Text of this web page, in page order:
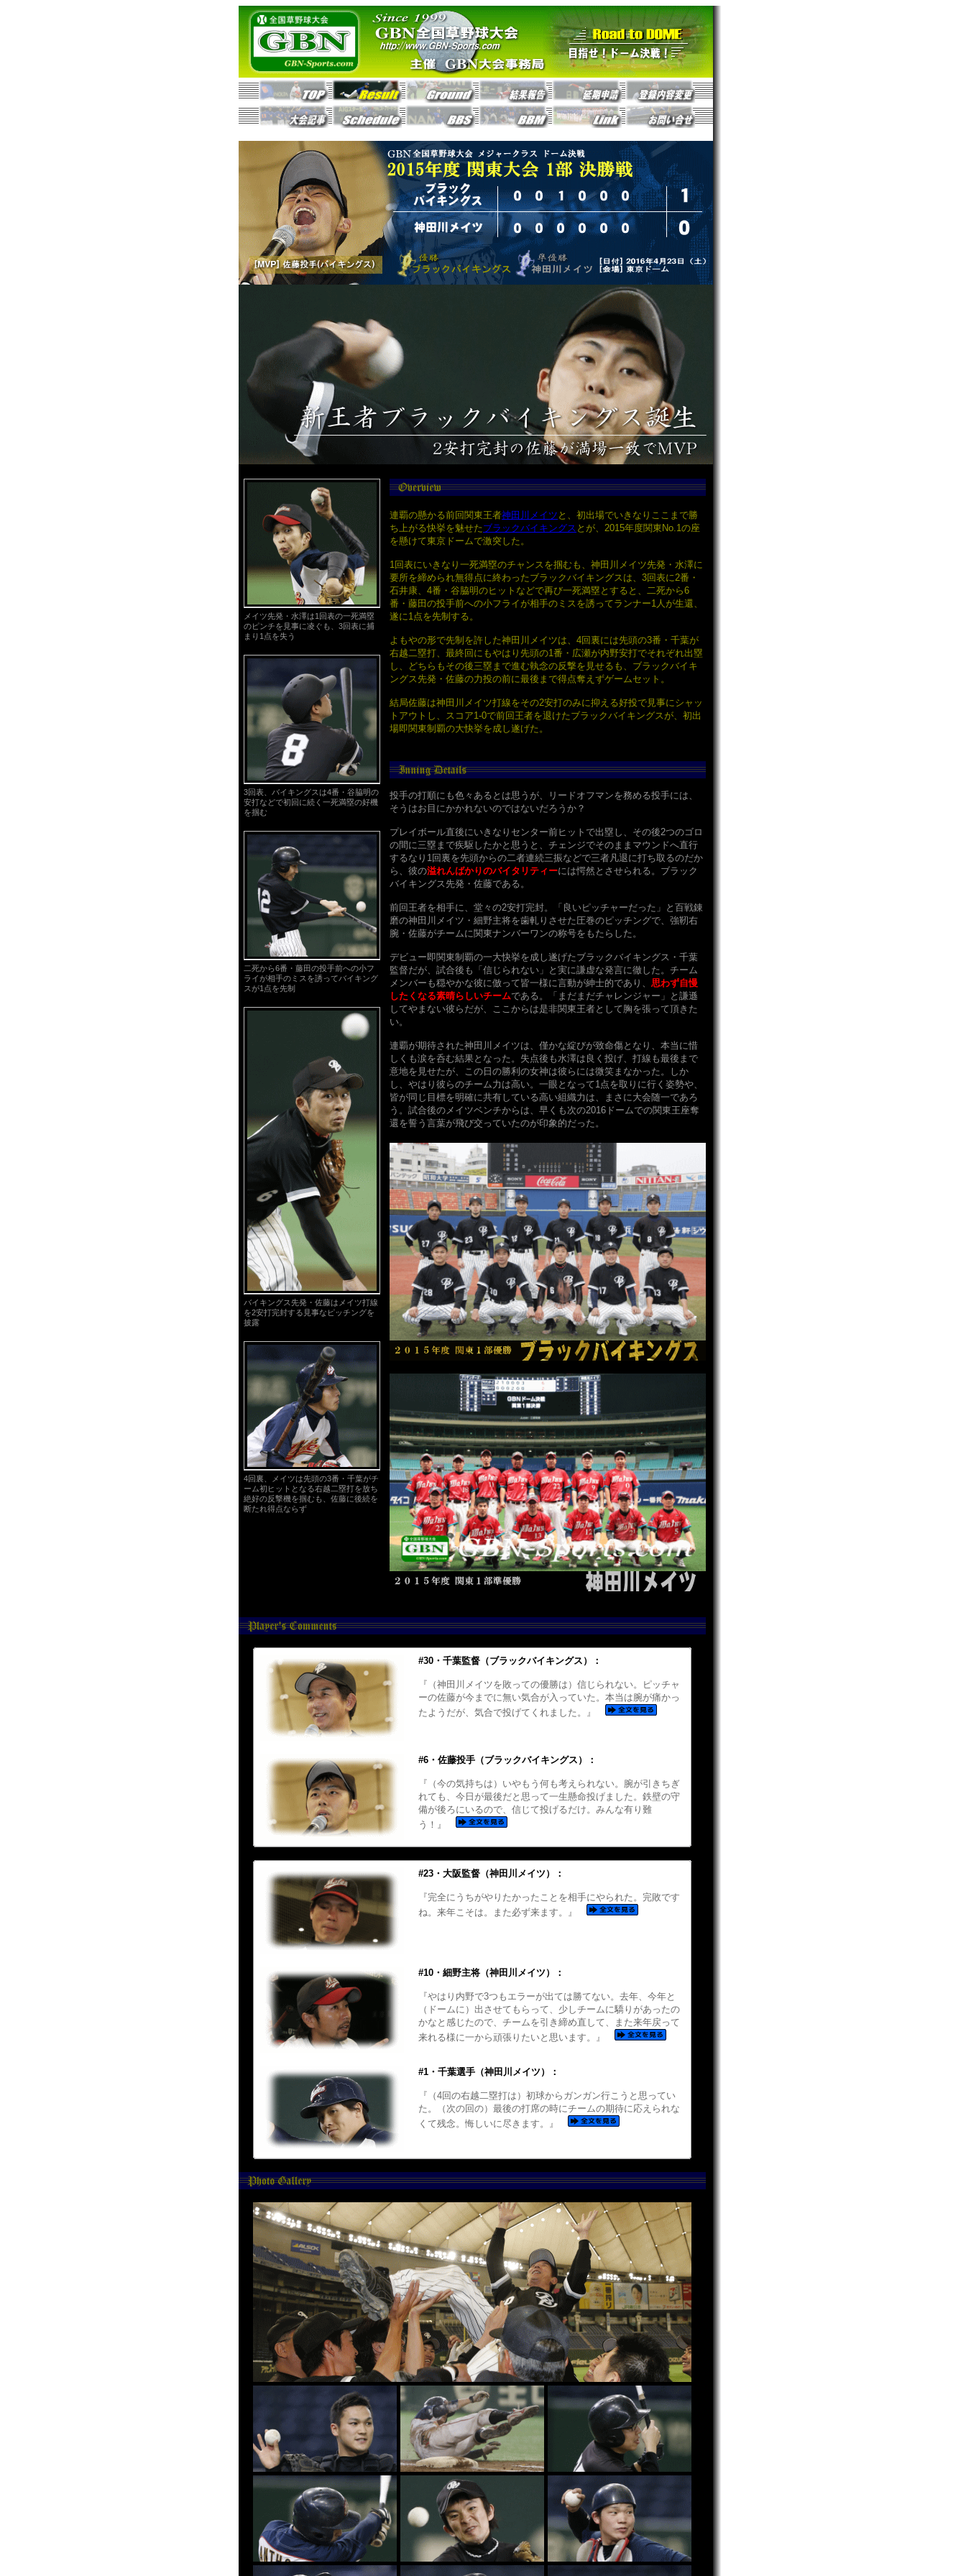
メイツ先発・水澤は1回表の一死満塁
のピンチを見事に凌ぐも、3回表に捕
まり1点を失う
3回表、バイキングスは4番・谷脇明の
安打などで初回に続く一死満塁の好機
を掴む
二死から6番・藤田の投手前への小フ
ライが相手のミスを誘ってバイキング
スが1点を先制
バイキングス先発・佐藤はメイツ打線
を2安打完封する見事なピッチングを
披露
4回裏、メイツは先頭の3番・千葉がチ
ーム初ヒットとなる右越二塁打を放ち
絶好の反撃機を掴むも、佐藤に後続を
断たれ得点ならず
連覇の懸かる前回関東王者神田川メイツ と、初出場でいきなりここまで勝
ち上がる快挙を魅せたブラックバイキングス とが、2015年度関東No.1の座
を懸けて東京ドームで激突した。
1回表にいきなり一死満塁のチャンスを掴むも、神田川メイツ先発・水澤に
要所を締められ無得点に終わったブラックバイキングスは、3回表に2番・
石井康、4番・谷脇明のヒットなどで再び一死満塁とすると、二死から6
番・藤田の投手前への小フライが相手のミスを誘ってランナー1人が生還、
遂に1点を先制する。
よもやの形で先制を許した神田川メイツは、4回裏には先頭の3番・千葉が
右越二塁打、最終回にもやはり先頭の1番・広瀬が内野安打でそれぞれ出塁
し、どちらもその後三塁まで進む執念の反撃を見せるも、ブラックバイキ
ングス先発・佐藤の力投の前に最後まで得点奪えずゲームセット。
結局佐藤は神田川メイツ打線をその2安打のみに抑える好投で見事にシャッ
トアウトし、スコア1-0で前回王者を退けたブラックバイキングスが、初出
場即関東制覇の大快挙を成し遂げた。
投手の打順にも色々あるとは思うが、リードオフマンを務める投手には、
そうはお目にかかれないのではないだろうか？
プレイボール直後にいきなりセンター前ヒットで出塁し、その後2つのゴロ
の間に三塁まで疾駆したかと思うと、チェンジでそのままマウンドへ直行
するなり1回裏を先頭からの二者連続三振などで三者凡退に打ち取るのだか
ら、彼の溢れんばかりのバイタリティーには愕然とさせられる。ブラック
バイキングス先発・佐藤である。
前回王者を相手に、堂々の2安打完封。「良いピッチャーだった」と百戦錬
磨の神田川メイツ・細野主将を歯軋りさせた圧巻のピッチングで、強靭右
腕・佐藤がチームに関東ナンバーワンの称号をもたらした。
デビュー即関東制覇の一大快挙を成し遂げたブラックバイキングス・千葉
監督だが、試合後も「信じられない」と実に謙虚な発言に徹した。チーム
メンバーも穏やかな彼に倣って皆一様に言動が紳士的であり、 思わず自慢
したくなる素晴らしいチームである。「まだまだチャレンジャー」と謙遜
してやまない彼らだが、ここからは是非関東王者として胸を張って頂きた
い。
連覇が期待された神田川メイツは、僅かな綻びが致命傷となり、本当に惜
しくも涙を呑む結果となった。失点後も水澤は良く投げ、打線も最後まで
意地を見せたが、この日の勝利の女神は彼らには微笑まなかった。しか
し、やはり彼らのチーム力は高い。一眼となって1点を取りに行く姿勢や、
皆が同じ目標を明確に共有している高い組織力は、まさに大会随一であろ
う。試合後のメイツベンチからは、早くも次の2016ドームでの関東王座奪
還を誓う言葉が飛び交っていたのが印象的だった。
#30・千葉監督（ブラックバイキングス）：
『（神田川メイツを敗っての優勝は）信じられない。ピッチャ
ーの佐藤が今までに無い気合が入っていた。本当は腕が痛かっ
たようだが、気合で投げてくれました。』
#6・佐藤投手（ブラックバイキングス）：
『（今の気持ちは）いやもう何も考えられない。腕が引きちぎ
れても、今日が最後だと思って一生懸命投げました。鉄壁の守
備が後ろにいるので、信じて投げるだけ。みんな有り難
う！』
#23・大阪監督（神田川メイツ）：
『完全にうちがやりたかったことを相手にやられた。完敗です
ね。来年こそは。また必ず来ます。』
#10・細野主将（神田川メイツ）：
『やはり内野で3つもエラーが出ては勝てない。去年、今年と
（ドームに）出させてもらって、少しチームに驕りがあったの
かなと感じたので、チームを引き締め直して、また来年戻って
来れる様に一から頑張りたいと思います。』
#1・千葉選手（神田川メイツ）：
『（4回の右越二塁打は）初球からガンガン行こうと思ってい
た。（次の回の）最後の打席の時にチームの期待に応えられな
くて残念。悔しいに尽きます。』